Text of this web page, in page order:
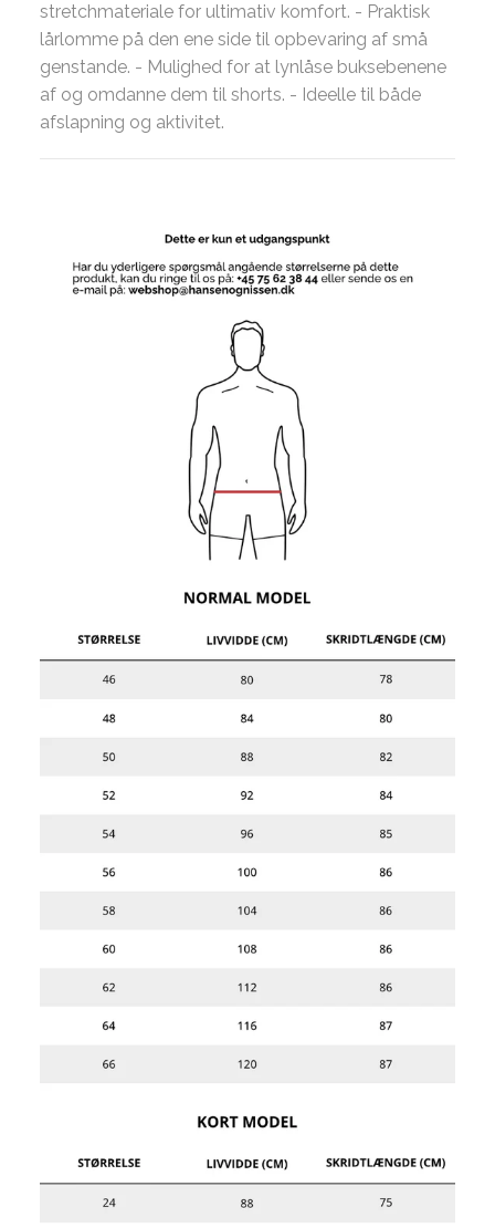
stretchmateriale for ultimativ komfort. - Praktisk
lårlomme på den ene side til opbevaring af små
genstande. - Mulighed for at lynlåse buksebenene
af og omdanne dem til shorts. - Ideelle til både
afslapning og aktivitet.